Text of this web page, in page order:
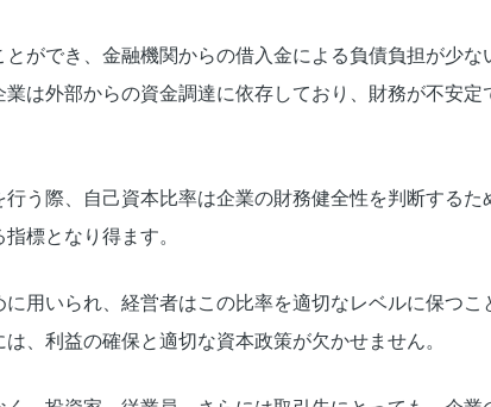
ができ、金融機関からの借入金による負債負担が少な
は外部からの資金調達に依存しており、財務が不安定
う際、自己資本比率は企業の財務健全性を判断するた
標となり得ます。
用いられ、経営者はこの比率を適切なレベルに保つこ
、利益の確保と適切な資本政策が欠かせません。